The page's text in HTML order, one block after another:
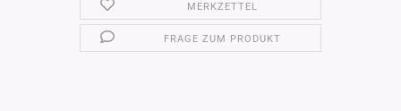
MERKZETTEL
FRAGE ZUM PRODUKT